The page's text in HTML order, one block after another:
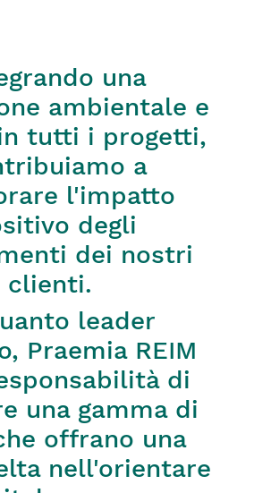
una
ambientale e
tutti i progetti,
a
l'impatto
degli
dei nostri
clienti.
leader
Praemia REIM
di
una gamma di
offrano una
nell'orientare